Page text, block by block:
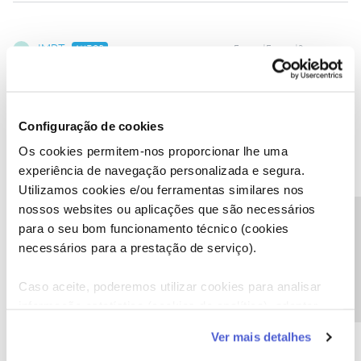
Configuração de cookies
Os cookies permitem-nos proporcionar lhe uma
experiência de navegação personalizada e segura.
Utilizamos cookies e/ou ferramentas similares nos
nossos websites ou aplicações que são necessários
para o seu bom funcionamento técnico (cookies
necessários para a prestação de serviço).
Caso aceite, poderemos utilizar cookies para analisar
funcionalidades (cookies de personalização e
Ver mais detalhes
JMRT AUTOR Forum|Forum|2 years ago
Neste momento o problema está resolvido e suponho que por
Jorge C Forum|Forum|2 years ago
@JMRT agradeço o seu feedback sobre a situação.
Obrigado.
Ajude a comunidade do Fórum NOS com “Likes” e “Melhor